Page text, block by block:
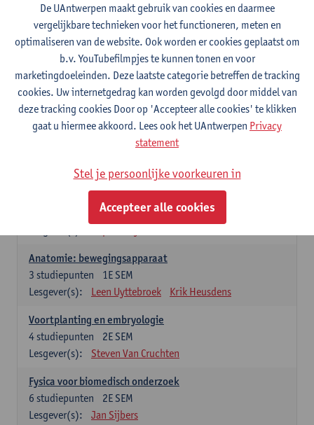
1E SEM
studiepunten
Lesgever(s):
Jan Sijbers
Algemene chemie m.i.v. labovaardigheden
1E SEM
7studiepunten
Lesgever(s):
Frank Blockhuys Christophe De Bie
Studium generale in de biomedische wetenschappen deel
1: onderzoek in de levenswetenschappen
Lesgever(s):
Anja Verhulst Sebastiaan De Schepper
1E SEM
Anatomie: bewegingsapparaat
1E SEM
3 studiepunten
Lesgever(s):
Leen Uyttebroek Krik Heusdens
Voortplanting en embryologie
2E SEM
4studiepunten
Lesgever(s):
Steven Van Cruchten
Fysica voor biomedisch onderzoek
2E SEM
6 studiepunten
Lesgever(s):
Jan Sijbers
De UAntwerpen maakt gebruik van cookies en daarmee
vergelijkbare technieken voor het functioneren, meten en
optimaliseren van de website. Ook worden er cookies geplaatst om
b.v. YouTubefilmpjes te kunnen tonen en voor
marketingdoeleinden. Deze laatste categorie betreffen de tracking
cookies. Uw internetgedrag kan worden gevolgd door middel van
deze tracking cookies Door op 'Accepteer alle cookies' te klikken
gaat u hiermee akkoord. Lees ook het UAntwerpen Privacy
statement
Stel je persoonlijke voorkeuren in
Accepteer alle cookies